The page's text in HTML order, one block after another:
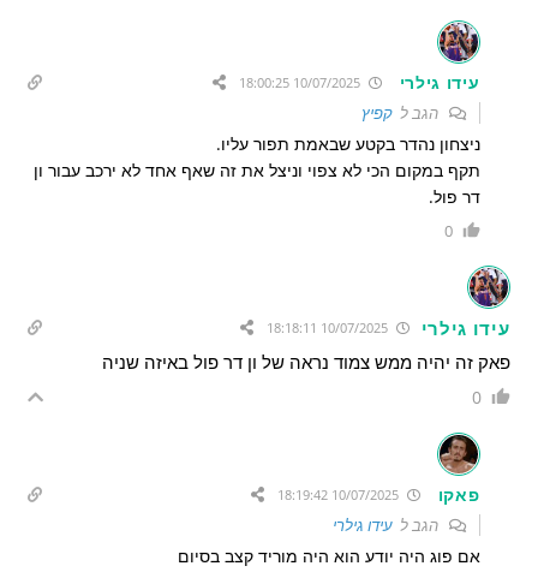
עידו גילרי 10/07/2025 18:00:25
הגב לקפיץ
ניצחון נהדר בקטע שבאמת תפור עליו.
תקף במקום הכי לא צפוי וניצל את זה שאף אחד לא ירכב עבור ון
דר פול.
0
עידו גילרי 10/07/2025 18:18:11
פאק זה יהיה ממש צמוד נראה של ון דר פול באיזה שניה
0
פאקו 10/07/2025 18:19:42
הגב לעידו גילרי
אם פוג היה יודע הוא היה מוריד קצב בסיום